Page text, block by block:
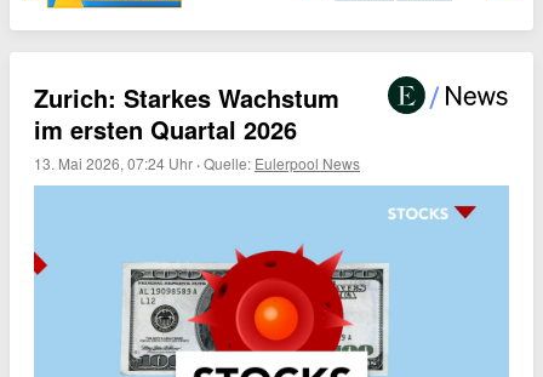
Zurich: Starkes Wachstum
im ersten Quartal 2026
13. Mai 2026, 07:24 Uhr ·Quelle: Eulerpool News